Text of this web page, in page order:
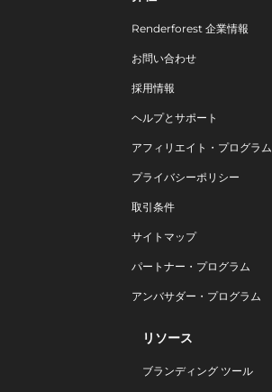
Renderforest 企業情報
お問い合わせ
採用情報
ヘルプとサポート
アフィリエイト・プログラム
プライバシーポリシー
取引条件
サイトマップ
パートナー・プログラム
アンバサダー・プログラム
リソース
ブランディング ツール